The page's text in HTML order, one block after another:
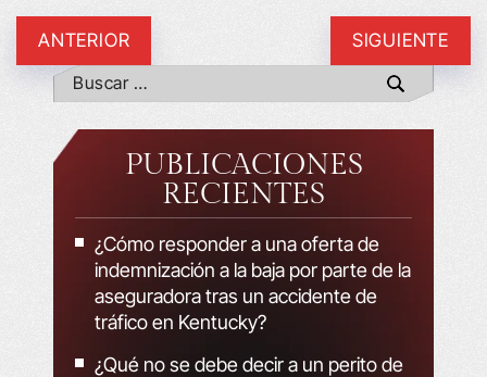
ANTERIOR SIGUIENTE
PUBLICACIONES
RECIENTES
¿Cómo responder a una oferta de
indemnización a la baja por parte de la
aseguradora tras un accidente de
tráfico en Kentucky?
¿Qué no se debe decir a un perito de